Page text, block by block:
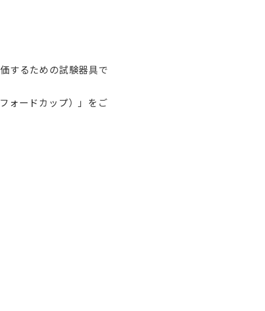
するための試験器具で
ォードカップ）」をご